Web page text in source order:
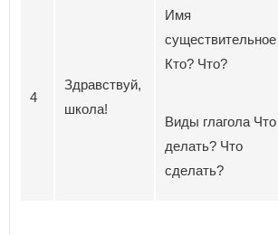
4
Здравствуй,
школа!
Имя
существительное
Кто? Что?
Виды глагола Что
делать? Что
сделать?